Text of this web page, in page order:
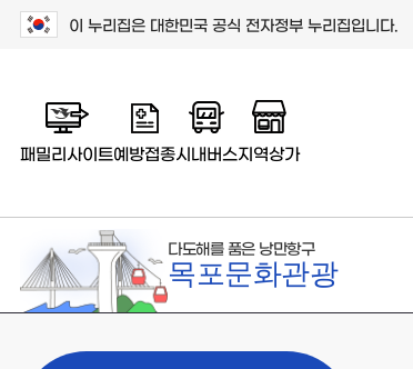
이 누리집은 대한민국 공식 전자정부 누리집입니다.
패밀리사이트예방접종시내버스지역상가
다도해를 품은 낭만항구
목포문화관광